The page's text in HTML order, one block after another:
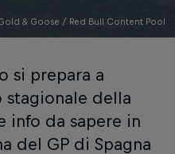
& Goose / Red Bull Content Pool
si prepara a
della
info da sapere in
del GP di Spagna